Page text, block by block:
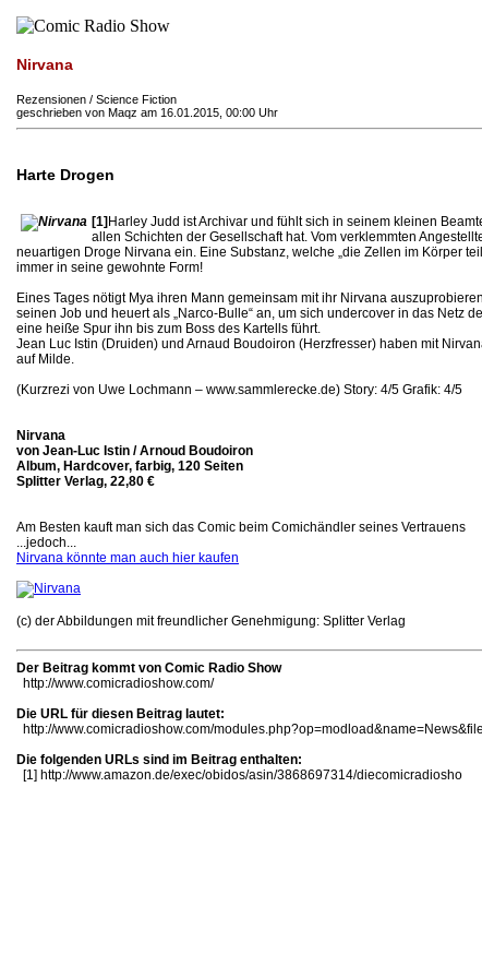
Nirvana
Rezensionen / Science Fiction
geschrieben von Maqz am 16.01.2015, 00:00 Uhr
Harte Drogen
[1] Harley Judd ist Archivar und fühlt sich in seinem kleinen
allen Schichten der Gesellschaft hat. Vom verklemmten
neuartigen Droge Nirvana ein. Eine Substanz, welche „die Zellen im Körper
immer in seine gewohnte Form!
Eines Tages nötigt Mya ihren Mann gemeinsam mit ihr Nirvana
seinen Job und heuert als „Narco-Bulle“ an, um sich undercover in das
eine heiße Spur ihn bis zum Boss des Kartells führt.
Jean Luc Istin (Druiden) und Arnaud Boudoiron (Herzfresser) haben mit
auf Milde.
(Kurzrezi von Uwe Lochmann – www.sammlerecke.de) Story: 4/5 Grafik: 4/5
Nirvana
von Jean-Luc Istin / Arnoud Boudoiron
Album, Hardcover, farbig, 120 Seiten
Splitter Verlag, 22,80 €
Am Besten kauft man sich das Comic beim Comichändler seines Vertrauens
...jedoch...
Nirvana könnte man auch hier kaufen
(c) der Abbildungen mit freundlicher Genehmigung: Splitter Verlag
Der Beitrag kommt von Comic Radio Show
http://www.comicradioshow.com/
Die URL für diesen Beitrag lautet:
http://www.comicradioshow.com/
Die folgenden URLs sind im Beitrag enthalten:
[1] http://www.amazon.de/exec/obidos/asin/3868697314/diecomicradiosho